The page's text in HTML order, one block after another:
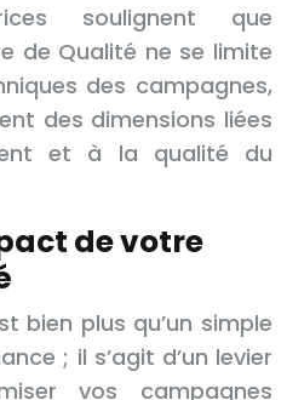
soulignent que
de Qualité ne se limite
des campagnes,
des dimensions liées
et à la qualité du
de votre
bien plus qu’un simple
; il s’agit d’un levier
vos campagnes